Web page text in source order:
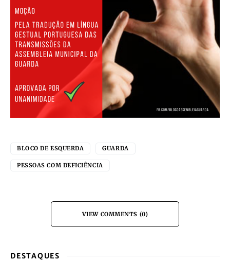
BLOCO DE ESQUERDA GUARDA
PESSOAS COM DEFICIÊNCIA
VIEW COMMENTS (0)
DESTAQUES